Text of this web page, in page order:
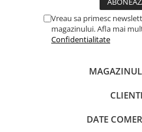
Vreau sa primesc
magazinului. Afla mai
Confidentialitate
CLIENTI
DATE